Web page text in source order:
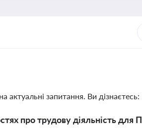
актуальні запитання. Ви дізнаєтесь:
про трудову діяльність для